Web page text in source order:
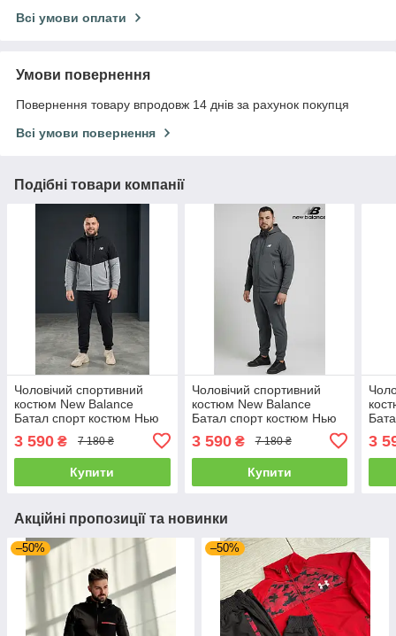
Всі умови оплати
Умови повернення
Повернення товару впродовж 14 днів за рахунок покупця
Всі умови повернення
Подібні товари компанії
Чоловічий спортивний
костюм New Balance
Батал спорт костюм Нью
великі розміри
3 590 ₴ 7 180 ₴
Купити
Чоловічий спортивний
костюм New Balance
Батал спорт костюм Нью
великі розміри
3 590₴ 7 180 ₴
Купити
3
Акційні пропозиції та новинки
–50% –50%